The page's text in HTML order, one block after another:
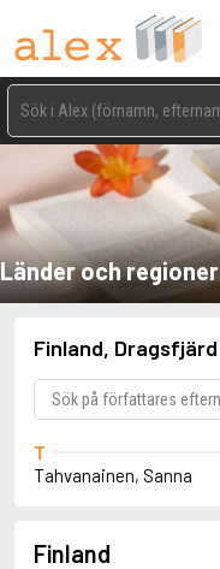
Länder och regioner
Finland, Dragsfjärd
T
Tahvanainen, Sanna
Finland